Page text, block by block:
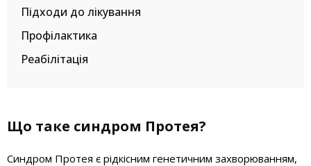
Підходи до лікування
Профілактика
Реабілітація
Що таке синдром Протея?
Синдром Протея є рідкісним генетичним захворюванням,